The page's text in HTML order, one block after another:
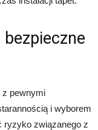
z pewnymi
i wyborem
ryzyko związanego z